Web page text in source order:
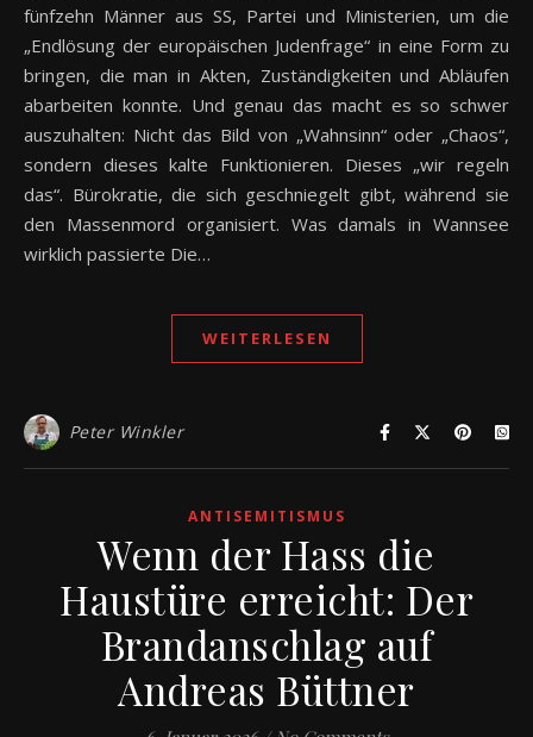
fünfzehn Männer aus SS, Partei und Ministerien, um die
„Endlösung der europäischen Judenfrage“ in eine Form zu
bringen, die man in Akten, Zuständigkeiten und Abläufen
abarbeiten konnte. Und genau das macht es so schwer
auszuhalten: Nicht das Bild von „Wahnsinn“ oder „Chaos“,
sondern dieses kalte Funktionieren. Dieses „wir regeln
das“. Bürokratie, die sich geschniegelt gibt, während sie
den Massenmord organisiert. Was damals in Wannsee
wirklich passierte Die…
WEITERLESEN
Peter Winkler
ANTISEMITISMUS
Wenn der Hass die
Haustüre erreicht: Der
Brandanschlag auf
Andreas Büttner